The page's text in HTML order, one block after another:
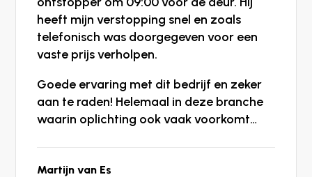
heeft mijn verstopping snel en zoals
telefonisch was doorgegeven voor een
vaste prijs verholpen.
Goede ervaring met dit bedrijf en zeker
aan te raden! Helemaal in deze branche
waarin oplichting ook vaak voorkomt…
Martijn van Es